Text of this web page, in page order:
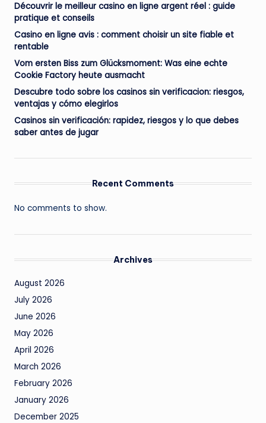
Découvrir le meilleur casino en ligne argent réel : guide
pratique et conseils
Casino en ligne avis : comment choisir un site fiable et
rentable
Vom ersten Biss zum Glücksmoment: Was eine echte
Cookie Factory heute ausmacht
Descubre todo sobre los casinos sin verificacion: riesgos,
ventajas y cómo elegirlos
Casinos sin verificación: rapidez, riesgos y lo que debes
saber antes de jugar
Recent Comments
No comments to show.
Archives
August 2026
July 2026
June 2026
May 2026
April 2026
March 2026
February 2026
January 2026
December 2025